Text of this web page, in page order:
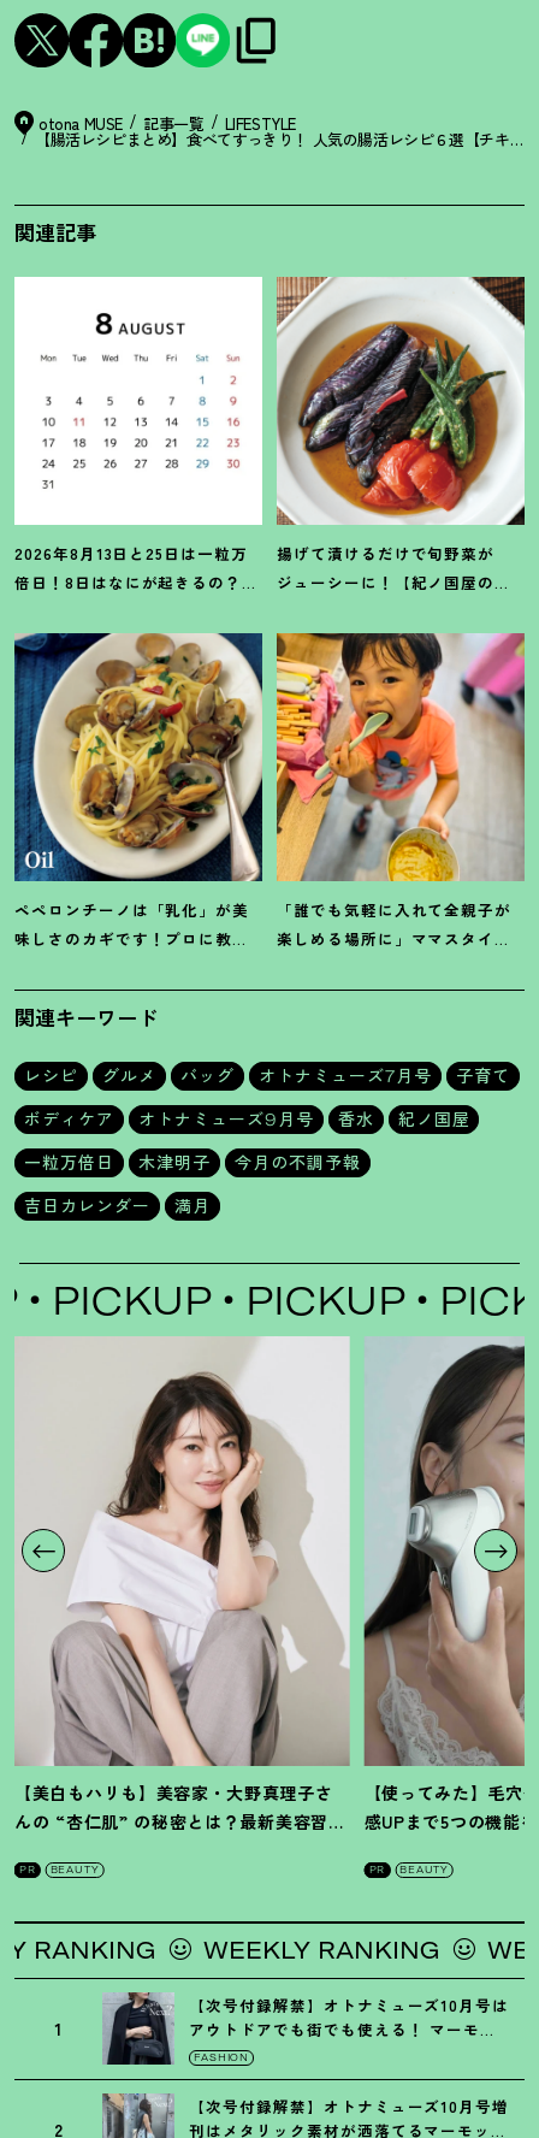
otona MUSE 記事一覧 LIFESTYLE
【腸活レシピまとめ】食べてすっきり ！ 人気の腸活レシピ６選【チキン
関連記事
2026年8月13日と25日は一粒万
倍日 ！ 8日はなにが起きるの ？ 吉
揚げて漬けるだけで旬野菜が
ジューシーに ！
【紀ノ国屋のつ
シピ
ペペロンチーノは「乳化」が美
味しさのカギです ！ プロに教わ
「誰でも気軽に入れて全親子が
楽しめる場所に」ママスタイリ
堂】
関連キーワード
レシピ グルメ バッグ オトナミューズ7月号
子育て
ボディケア
オトナミューズ9月号 香水
紀ノ国屋
一粒万倍日
木津明子
今月の不調予報
吉日カレンダー
満月
PICKUP PICKUP
【美白もハリも】美容家・大野真理子さ
んの “杏仁肌” の秘密とは ？ 最新美容習慣
PR BEAUTY
【使ってみた】毛穴
感UPまで5つの機能
PR BEAUTY
WEEKLY RANKING WEEKLY
1
【次号付録解禁】オトナミューズ10月号は
アウトドアでも街でも使える ！ マーモッ
トの黒ショルダー
FASHION
2
【次号付録解禁】オトナミューズ10月号増
刊はメタリック素材が洒落てるマーモット